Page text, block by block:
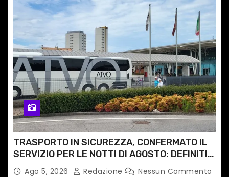
TRASPORTO IN SICUREZZA, CONFERMATO IL
SERVIZIO PER LE NOTTI DI AGOSTO: DEFINITI
PERCORSI, FERMATE E ORARIO
Ago 5, 2026 Redazione Nessun Commento